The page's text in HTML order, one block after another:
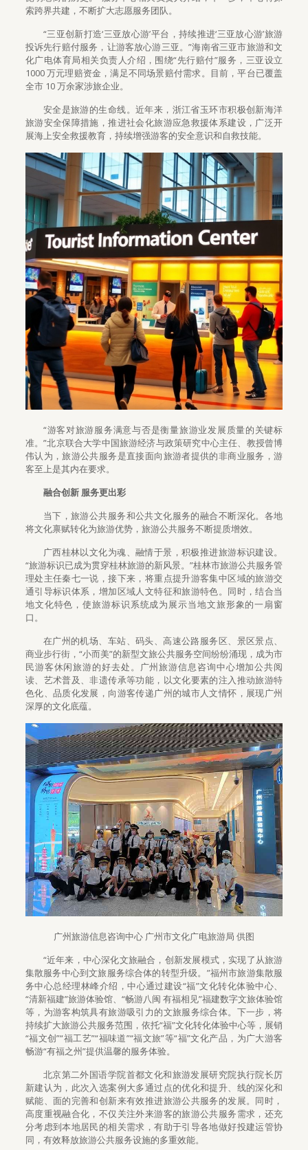
索跨界共建，不断扩大志愿服务团队。
“三亚创新打造‘三亚放心游’平台，持续推进‘三亚放心游’旅游
投诉先行赔付服务，让游客放心游三亚。”海南省三亚市旅游和文
化广电体育局相关负责人介绍，围绕“先行赔付”服务，三亚设立
1000 万元理赔资金，满足不同场景赔付需求。目前，平台已覆盖
全市 10 万余家涉旅企业。
安全是旅游的生命线。近年来，浙江省玉环市积极创新海洋
旅游安全保障措施，推进社会化旅游应急救援体系建设，广泛开
展海上安全救援教育，持续增强游客的安全意识和自救技能。
“游客对旅游服务满意与否是衡量旅游业发展质量的关键标
准。”北京联合大学中国旅游经济与政策研究中心主任、教授曾博
伟认为，旅游公共服务是直接面向旅游者提供的非商业服务，游
客至上是其内在要求。
融合创新 服务更出彩
当下，旅游公共服务和公共文化服务的融合不断深化。各地
将文化禀赋转化为旅游优势，旅游公共服务不断提质增效。
广西桂林以文化为魂、融情于景，积极推进旅游标识建设。
“旅游标识已成为贯穿桂林旅游的新风景。”桂林市旅游公共服务管
理处主任秦七一说，接下来，将重点提升游客集中区域的旅游交
通引导标识体系，增加区域人文特征和旅游特色。同时，结合当
地文化特色，使旅游标识系统成为展示当地文旅形象的一扇窗
口。
在广州的机场、车站、码头、高速公路服务区、景区景点、
商业步行街，“小而美”的新型文旅公共服务空间纷纷涌现，成为市
民游客休闲旅游的好去处。广州旅游信息咨询中心增加公共阅
读、艺术普及、非遗传承等功能，以文化要素的注入推动旅游特
色化、品质化发展，向游客传递广州的城市人文情怀，展现广州
深厚的文化底蕴。
广州旅游信息咨询中心 广州市文化广电旅游局 供图
“近年来，中心深化文旅融合，创新发展模式，实现了从旅游
集散服务中心到文旅服务综合体的转型升级。”福州市旅游集散服
务中心总经理林峰介绍，中心通过建设“福”文化转化体验中心、
“清新福建”旅游体验馆、“畅游八闽 有福相见”福建数字文旅体验馆
等，为游客构筑具有旅游吸引力的文旅服务综合体。下一步，将
持续扩大旅游公共服务范围，依托“福”文化转化体验中心等，展销
“福文创”“福工艺”“福味道”“福文旅”等“福”文化产品，为广大游客
畅游“有福之州”提供温馨的服务体验。
北京第二外国语学院首都文化和旅游发展研究院执行院长厉
新建认为，此次入选案例大多通过点的优化和提升、线的深化和
赋能、面的完善和创新来有效推进旅游公共服务的发展。同时，
高度重视融合化，不仅关注外来游客的旅游公共服务需求，还充
分考虑到本地居民的相关需求，有助于引导各地做好投建运管协
同，有效释放旅游公共服务设施的多重效能。